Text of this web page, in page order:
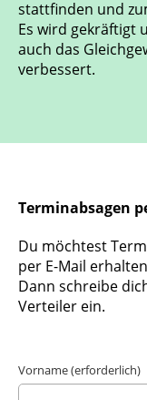
stattfinden und
Es wird gekräftigt
auch das
verbessert.
Terminabsagen
Du möchtest
per E-Mail
Dann schreibe
Verteiler ein.
Vorname (erforderlich)